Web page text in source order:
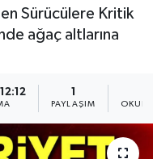
Sürücülere Kritik
ağaç altlarına
PAYLAŞIM